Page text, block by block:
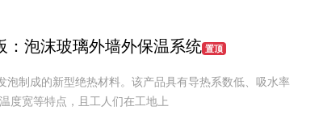
：泡沫玻璃外墙外保温系统 置顶
制成的新型绝热材料。该产品具有导热系数低、吸水率
度宽等特点，且工人们在工地上